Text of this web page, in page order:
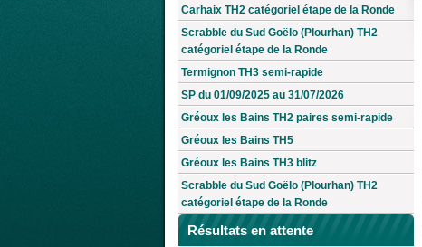
Carhaix TH2 catégoriel étape de la Ronde
Scrabble du Sud Goëlo (Plourhan) TH2
catégoriel étape de la Ronde
Termignon TH3 semi-rapide
SP du 01/09/2025 au 31/07/2026
Gréoux les Bains TH2 paires semi-rapide
Gréoux les Bains TH5
Gréoux les Bains TH3 blitz
Scrabble du Sud Goëlo (Plourhan) TH2
catégoriel étape de la Ronde
Résultats en attente